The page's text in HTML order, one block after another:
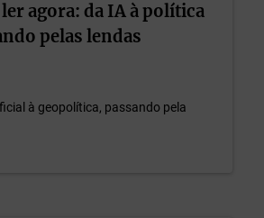
agora: da IA à política
pelas lendas
à geopolítica, passando pela